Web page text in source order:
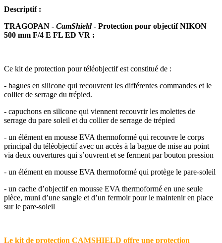
Descriptif :
TRAGOPAN - CamShield- Protection pour objectif NIKON
500 mm F/4 E FL ED VR :
Ce kit de protection pour téléobjectif est constitué de :
- bagues en silicone qui recouvrent les différentes commandes et le
collier de serrage du trépied.
- capuchons en silicone qui viennent recouvrir les molettes de
serrage du pare soleil et du collier de serrage de trépied
- un élément en mousse EVA thermoformé qui recouvre le corps
principal du téléobjectif avec un accès à la bague de mise au point
via deux ouvertures qui s’ouvrent et se ferment par bouton pression
- un élément en mousse EVA thermoformé qui protège le pare-soleil
- un cache d’objectif en mousse EVA thermoformé en une seule
pièce, muni d’une sangle et d’un fermoir pour le maintenir en place
sur le pare-soleil
Le kit de protection CAMSHIELD offre une protection